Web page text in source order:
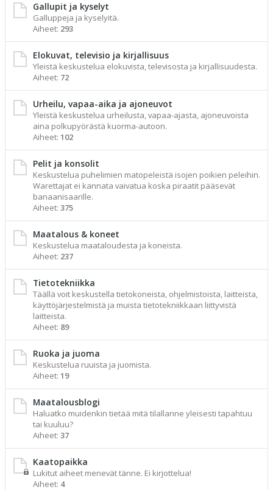
Gallupit ja kyselyt
Galluppeja ja kyselyitä.
Aiheet: 293
Elokuvat, televisio ja kirjallisuus
Yleistä keskustelua elokuvista, televisosta ja kirjallisuudesta.
Aiheet: 72
Urheilu, vapaa-aika ja ajoneuvot
Yleistä keskustelua urheilusta, vapaa-ajasta, ajoneuvoista
aina polkupyörästä kuorma-autoon.
Aiheet: 102
Pelit ja konsolit
Keskustelua puhelimien matopeleistä isojen poikien peleihin.
Warettajat ei kannata vaivatua koska piraatit pääsevät
banaanisaarille.
Aiheet: 375
Maatalous & koneet
Keskustelua maataloudesta ja koneista.
Aiheet: 237
Tietotekniikka
Täällä voit keskustella tietokoneista, ohjelmistoista, laitteista,
käyttöjärjestelmistä ja muista tietotekniikkaan liittyvistä
laitteista.
Aiheet: 89
Ruoka ja juoma
Keskustelua ruuista ja juomista.
Aiheet: 19
Maatalousblogi
Haluatko muidenkin tietää mitä tilallanne yleisesti tapahtuu
tai kuuluu?
Aiheet: 37
Kaatopaikka
Lukitut aiheet menevät tänne. Ei kirjottelua!
Aiheet: 4